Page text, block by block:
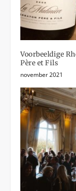
Voorbeeldige
Père et Fils
november 2021